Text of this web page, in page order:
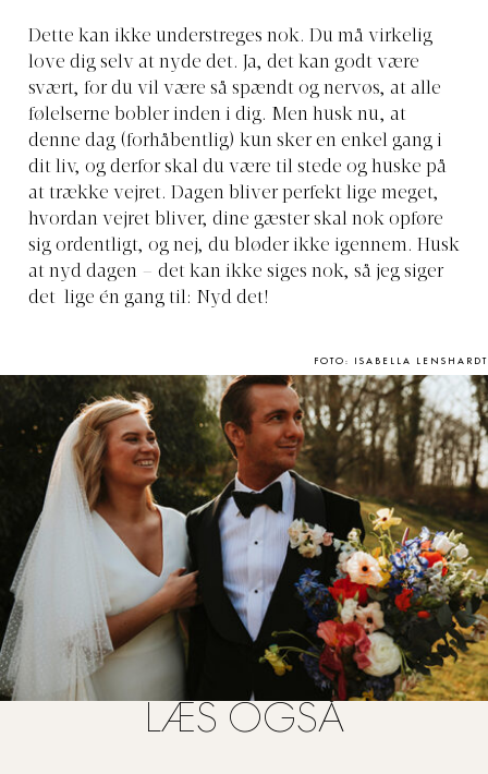
Dette kan ikke understreges nok. Du må virkelig
love dig selv at nyde det. Ja, det kan godt være
svært, for du vil være så spændt og nervøs, at alle
følelserne bobler inden i dig. Men husk nu, at
denne dag (forhåbentlig) kun sker en enkel gang i
dit liv, og derfor skal du være til stede og huske på
at trække vejret. Dagen bliver perfekt lige meget,
hvordan vejret bliver, dine gæster skal nok opføre
sig ordentligt, og nej, du bløder ikke igennem. Husk
at nyd dagen – det kan ikke siges nok, så jeg siger
det lige én gang til: Nyd det!
FOTO: ISABELLA LENSHARDT
LÆS OGSÅ